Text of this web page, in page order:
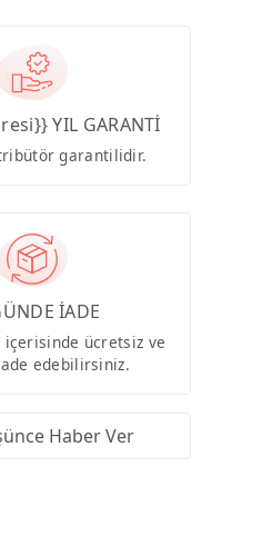
YIL GARANTİ
garantilidir.
İADE
içerisinde ücretsiz ve
edebilirsiniz.
Haber Ver